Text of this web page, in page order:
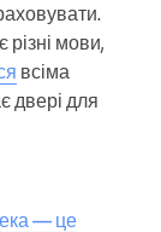
мови,
всіма
двері для
— це